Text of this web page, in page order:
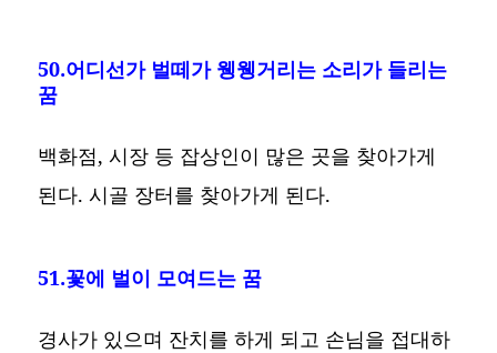
50.어디선가 벌떼가 웽웽거리는 소리가 들리는
꿈
백화점, 시장 등 잡상인이 많은 곳을 찾아가게
된다. 시골 장터를 찾아가게 된다.
51.꽃에 벌이 모여드는 꿈
경사가 있으며 잔치를 하게 되고 손님을 접대하